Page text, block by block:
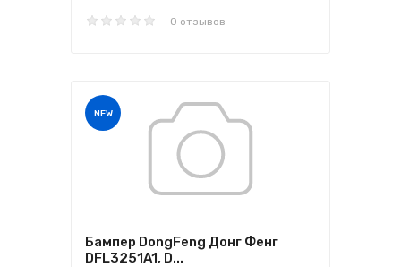
0 отзывов
NEW
Бампер DongFeng Донг Фенг
DFL3251A1, D...